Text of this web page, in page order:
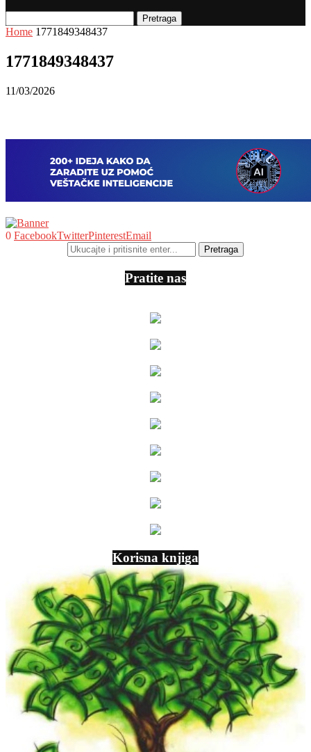
Pretraga
Home 1771849348437
1771849348437
11/03/2026
0 FacebookTwitterPinterestEmail
Pratite nas
Korisna knjiga